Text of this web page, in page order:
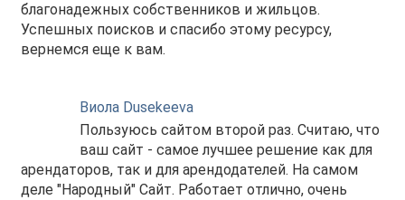
благонадежных собственников и жильцов.
Успешных поисков и спасибо этому ресурсу,
вернемся еще к вам.
Виола Dusekeeva
Пользуюсь сайтом второй раз. Считаю, что
ваш сайт - самое лучшее решение как для
арендаторов, так и для арендодателей. На самом
деле "Народный" Сайт. Работает отлично, очень